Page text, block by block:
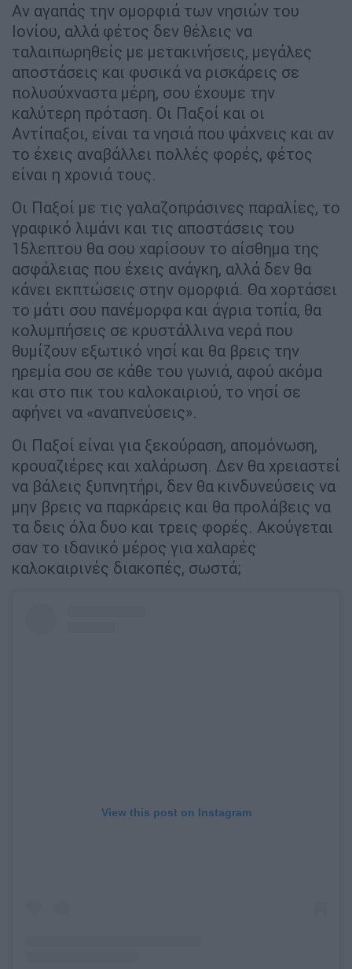
Αν αγαπάς την ομορφιά των νησιών του
Ιονίου, αλλά φέτος δεν θέλεις να
ταλαιπωρηθείς με μετακινήσεις, μεγάλες
αποστάσεις και φυσικά να ρισκάρεις σε
πολυσύχναστα μέρη, σου έχουμε την
καλύτερη πρόταση. Οι Παξοί και οι
Αντίπαξοι, είναι τα νησιά που ψάχνεις και αν
το έχεις αναβάλλει πολλές φορές, φέτος
είναι η χρονιά τους.
Οι Παξοί με τις γαλαζοπράσινες παραλίες, το
γραφικό λιμάνι και τις αποστάσεις του
15λεπτου θα σου χαρίσουν το αίσθημα της
ασφάλειας που έχεις ανάγκη, αλλά δεν θα
κάνει εκπτώσεις στην ομορφιά. Θα χορτάσει
το μάτι σου πανέμορφα και άγρια τοπία, θα
κολυμπήσεις σε κρυστάλλινα νερά που
θυμίζουν εξωτικό νησί και θα βρεις την
ηρεμία σου σε κάθε του γωνιά, αφού ακόμα
και στο πικ του καλοκαιριού, το νησί σε
αφήνει να «αναπνεύσεις».
Οι Παξοί είναι για ξεκούραση, απομόνωση,
κρουαζιέρες και χαλάρωση. Δεν θα χρειαστεί
να βάλεις ξυπνητήρι, δεν θα κινδυνεύσεις να
μην βρεις να παρκάρεις και θα προλάβεις να
τα δεις όλα δυο και τρεις φορές. Ακούγεται
σαν το ιδανικό μέρος για χαλαρές
καλοκαιρινές διακοπές, σωστά;
View this post on Instagram